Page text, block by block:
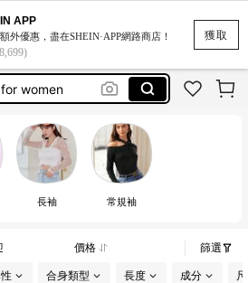
獲取
APP
外優惠，盡在SHEIN·APP網路商店！
casual
women
長袖 常規袖
價格 篩選
合身類型 長度 成分